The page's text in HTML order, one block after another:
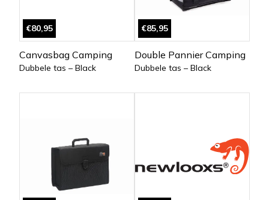
€80,95
Canvasbag Camping
Dubbele tas – Black
€85,95
Double Pannier Camping
Dubbele tas – Black